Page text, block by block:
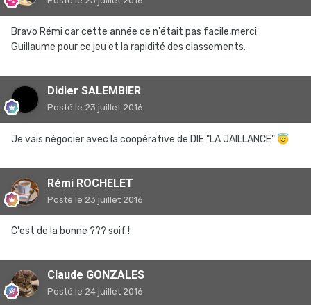
Bravo Rémi car cette année ce n'était pas facile,merci
Guillaume pour ce jeu et la rapidité des classements.
Didier SALEMBIER
Posté le 23 juillet 2016
Je vais négocier avec la coopérative de DIE "LA JAILLANCE" 😇
Rémi ROCHELET
Posté le 23 juillet 2016
C'est de la bonne ??? soif !
Claude GONZALES
Posté le 24 juillet 2016